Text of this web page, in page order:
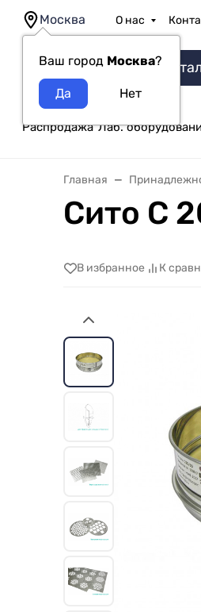
Москва
Ваш город Москва?
О нас
Распродажа Лаб.
Главная
Сито С
В избранное К